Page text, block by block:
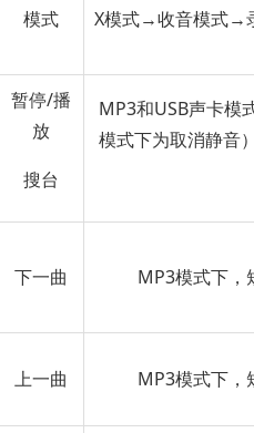
模式
X模式→收音模式→
暂停/播
放
搜台
MP3和USB声卡模
模式下为取消静音
下一曲 MP3模式下，
上一曲 MP3模式下，